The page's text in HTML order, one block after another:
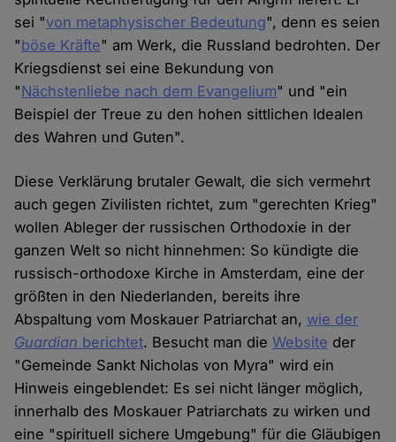
sei "von me­taphysischer Bedeutung", denn es seien
"böse Kräfte" am Werk, die Russland bedrohten. Der
Kriegsdienst sei eine Bekundung von
"Nächstenliebe nach dem Evangelium" und "ein
Beispiel der Treue zu den hohen sittlichen Idealen
des Wahren und Guten".
Diese Verklärung brutaler Gewalt, die sich vermehrt
auch gegen Zivilisten richtet, zum "gerechten Krieg"
wollen Ableger der russischen Orthodoxie in der
ganzen Welt so nicht hinnehmen: So kündigte die
russisch-orthodoxe Kirche in Amsterdam, eine der
größten in den Niederlanden, bereits ihre
Abspaltung vom Moskauer Patriarchat an, wie der
Guardian berichtet. Besucht man dieWebsite der
"Gemeinde Sankt Nicholas von Myra" wird ein
Hinweis eingeblendet: Es sei nicht länger möglich,
innerhalb des Moskauer Patriarchats zu wirken und
eine "spirituell sichere Umgebung" für die Gläubigen